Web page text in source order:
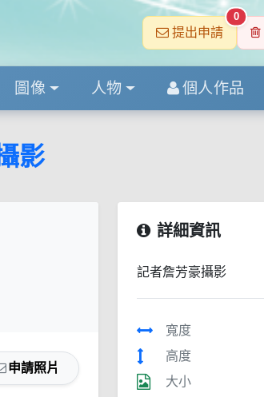
提出申請
0
圖像 人物 個人作品
影
申請照片
詳細資訊
記者詹芳豪攝影
寬度
高度
大小